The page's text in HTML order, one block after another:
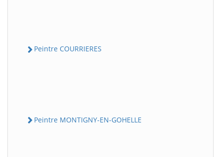
Peintre COURRIERES
Peintre MONTIGNY-EN-GOHELLE